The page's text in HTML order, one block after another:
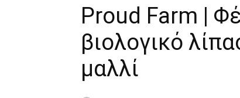
Proud Farm |
βιολογικό
μαλλί